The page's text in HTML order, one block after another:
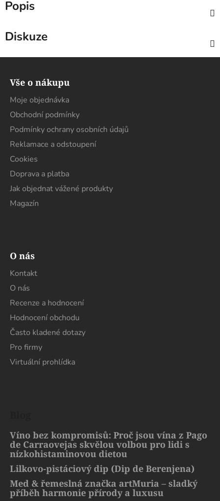
Popis
Diskuze
Vše o nákupu
Moje objednávka
Obchodní podmínky
Podmínky ochrany osobních údajů
Reklamace a odstoupení
Cookies
Doprava a platba
Jak objednat vážené produkty
Magazín
O nás
Kontakt
O nás
Recenze a hodnocení
Hodnocení obchodu
Často kladené dotazy
Pro firmy
Virtuální prohlídka
Víno bez kompromisů: Proč jsou vína z Pago
de Carraovejas skvělou volbou pro lidi s
nízkohistaminovou dietou
Lilkovo-pistáciový dip (Dip de Berenjena)
Med & řemeslná značka artMuria – sladký
příběh harmonie přírody a luxusu